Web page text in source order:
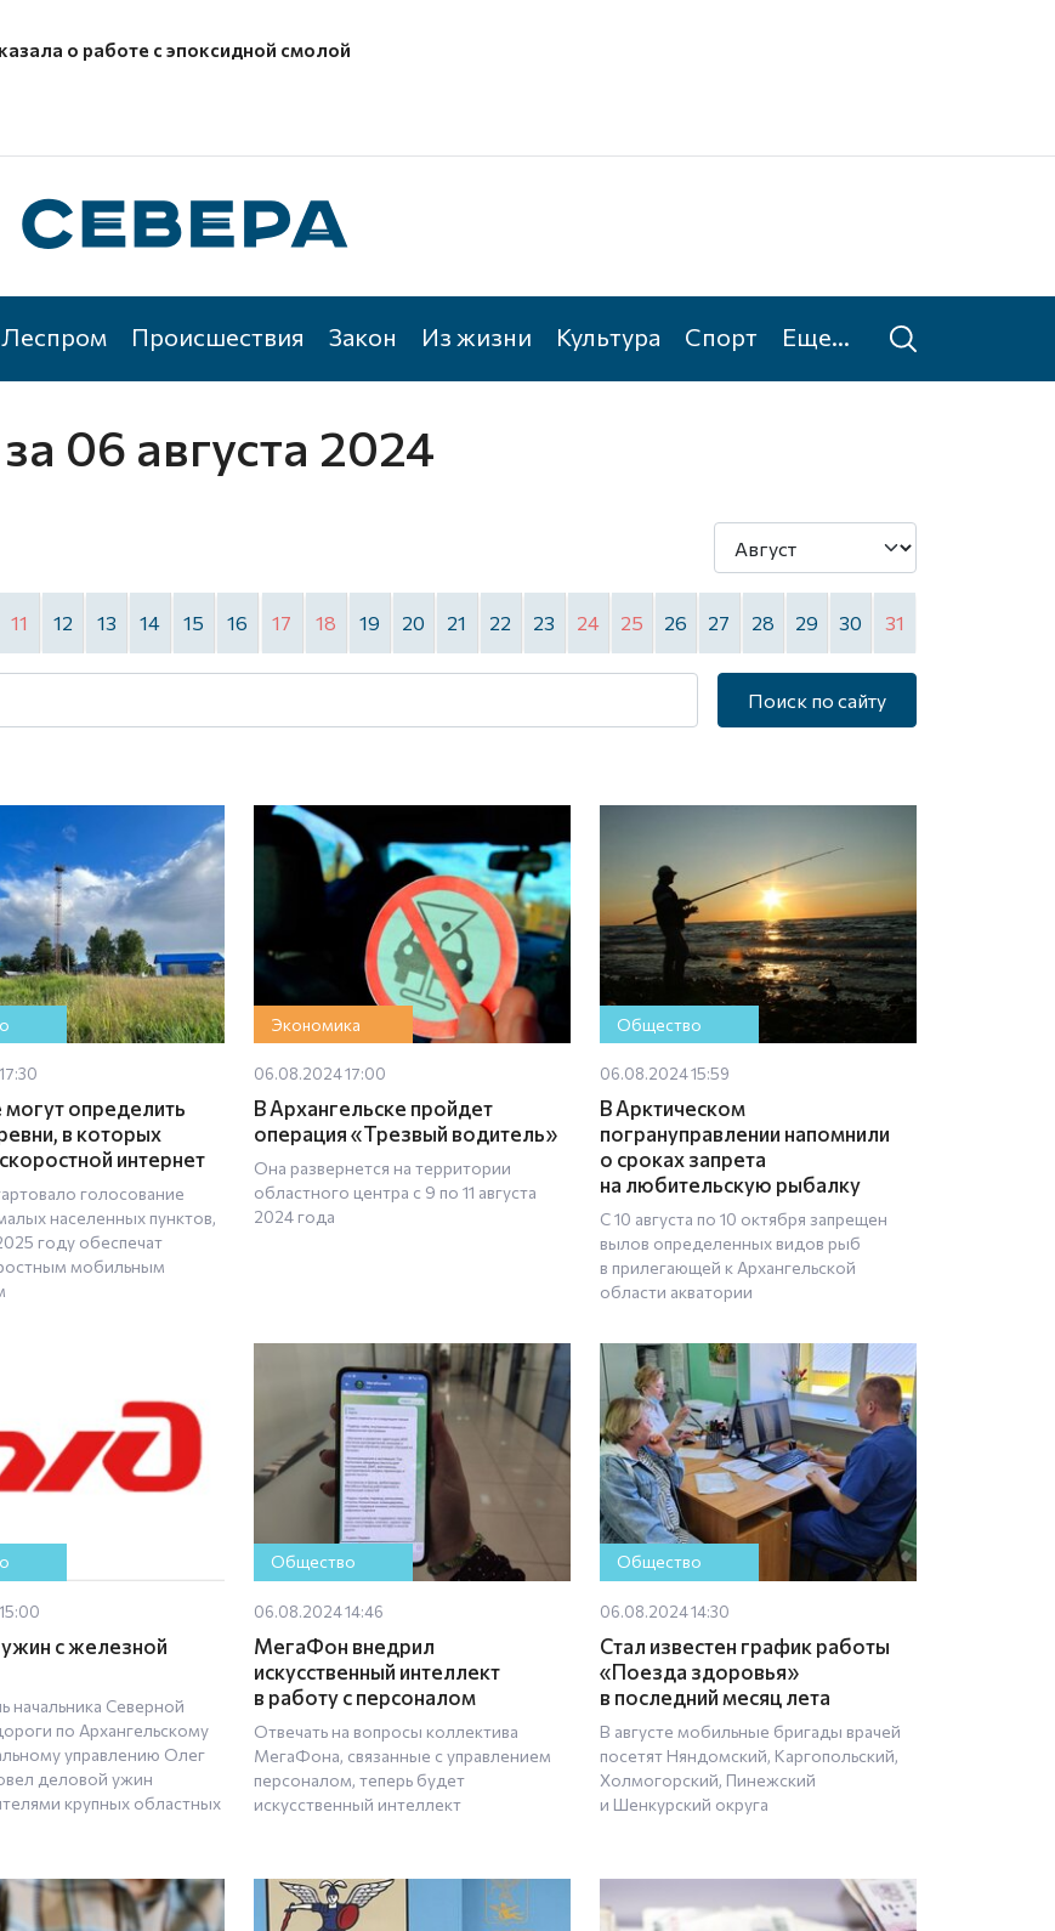
о работе с эпоксидной смолой
Леспром Происшествия Закон Из жизни Культура Спорт Еще...
за 06 августа 2024
11 12 13 14 15 16 17 18 19 20 21 22 23 24 25 26 27 28 29 30 31
Поиск по сайту
могут определить
в которых
интернет
голосование
населенных пунктов,
году обеспечат
мобильным
Экономика
06.08.2024 17:00
В Архангельске пройдет
операция «Трезвый водитель»
Она развернется на территории
областного центра с 9 по 11 августа
2024 года
Общество
06.08.2024 15:59
В Арктическом
погрануправлении напомнили
о сроках запрета
на любительскую рыбалку
С 10 августа по 10 октября запрещен
вылов определенных видов рыб
в прилегающей к Архангельской
области акватории
с железной
начальника Северной
по Архангельскому
управлению Олег
деловой ужин
крупных областных
Общество
06.08.2024 14:46
МегаФон внедрил
искусственный интеллект
в работу с персоналом
Отвечать на вопросы коллектива
МегаФона, связанные с управлением
персоналом, теперь будет
искусственный интеллект
Общество
06.08.2024 14:30
Стал известен график работы
«Поезда здоровья»
в последний месяц лета
В августе мобильные бригады врачей
посетят Няндомский, Каргопольский,
Холмогорский, Пинежский
и Шенкурский округа